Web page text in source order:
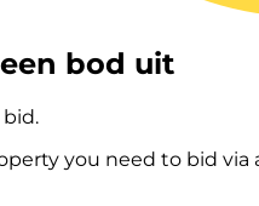
bod uit
bid.
you need to bid via